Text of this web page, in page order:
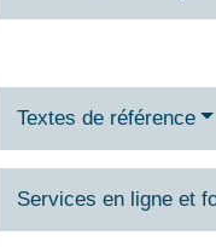
Textes de référence
Services en ligne et